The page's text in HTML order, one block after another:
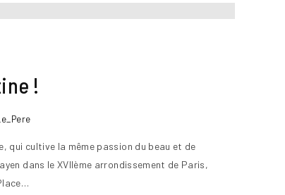
!
qui cultive la même passion du beau et de
dans le XVIIème arrondissement de Paris,